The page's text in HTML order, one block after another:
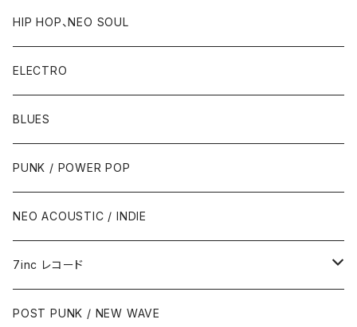
HIP HOP、NEO SOUL
ELECTRO
BLUES
PUNK / POWER POP
NEO ACOUSTIC / INDIE
7inc レコード
PUNK / 2TONE
POST PUNK / NEW WAVE